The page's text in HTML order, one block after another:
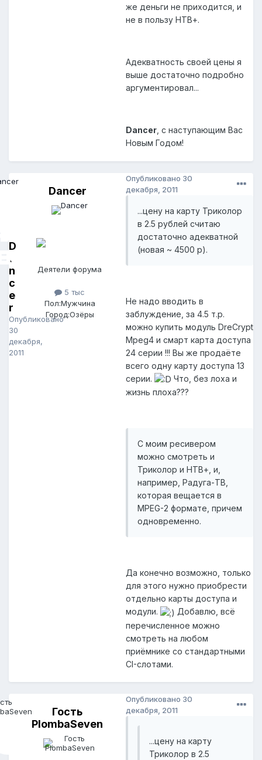
же деньги не приходится, и
не в пользу НТВ+.
Адекватность своей цены я
выше достаточно подробно
аргументировал...
Dancer , с наступающим Вас
Новым Годом!
D
a
n
c
e
r
Опубликовано
30
декабря,
2011
Dancer
Деятели форума
5 тыс
Пол:Мужчина
Город:Озёры
Опубликовано 30
декабря, 2011
...цену на карту Триколор
в 2.5 рублей считаю
достаточно адекватной
(новая ~ 4500 р).
Не надо вводить в
заблуждение, за 4.5 т.р.
можно купить модуль DreCrypt
Mpeg4 и смарт карта доступа
24 серии !!! Вы же продаёте
всего одну карту доступа 13
серии.
Что, без лоха и
жизнь плоха???
С моим ресивером
можно смотреть и
Триколор и НТВ+, и,
например, Радуга-ТВ,
которая вещается в
MPEG-2 формате, причем
одновременно.
Да конечно возможно, только
для этого нужно приобрести
отдельно карты доступа и
модули.
Добавлю, всё
перечисленное можно
смотреть на любом
приёмнике со стандартными
CI-слотами.
Гость
PlombaSeven
Опубликовано 30
декабря, 2011
...цену на карту
Триколор в 2.5